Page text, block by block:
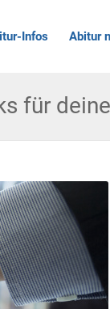
Infos Abitur
für